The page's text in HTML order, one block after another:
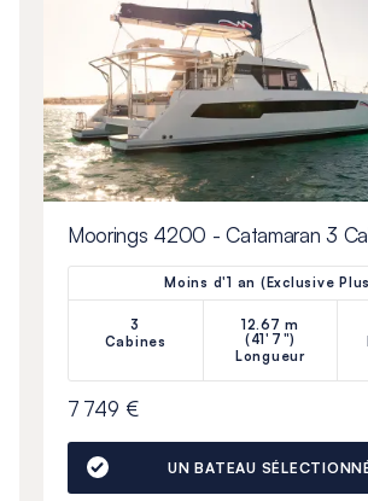
Moorings 4200 - Catamaran 3
Moins d'1 an (Exclusive
3
Cabines
12.67 m
(41'7")
Longueur
7 749 €
UN BATEAU